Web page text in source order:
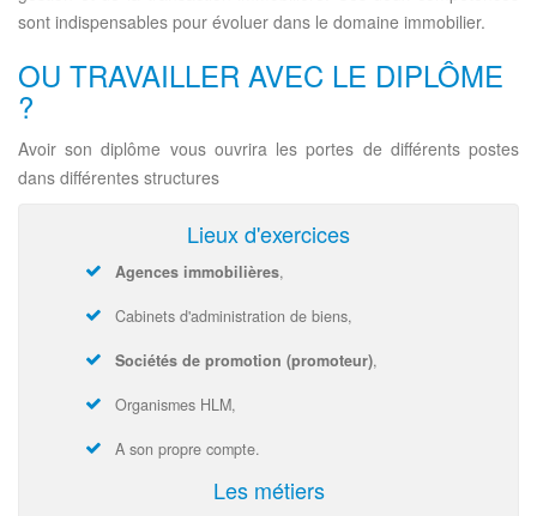
sont indispensables pour évoluer dans le domaine immobilier.
OU TRAVAILLER AVEC LE DIPLÔME
?
Avoir son diplôme vous ouvrira les portes de différents postes
dans différentes structures
Lieux d'exercices
Agences immobilières,
Cabinets d'administration de biens,
Sociétés de promotion (promoteur),
Organismes HLM,
A son propre compte.
Les métiers